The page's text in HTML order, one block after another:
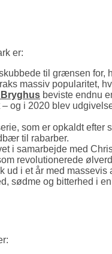
er:
til grænsen for,
massiv popularitet,
Bryghus beviste endnu
og i 2020 blev
som er opkaldt
til rabarber.
i samarbejde med
revolutionerede
ud i et år med massevis
sødme og bitterhed i